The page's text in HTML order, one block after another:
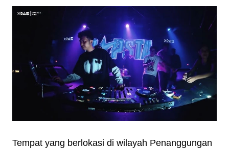
Tempat yang berlokasi di wilayah Penanggungan